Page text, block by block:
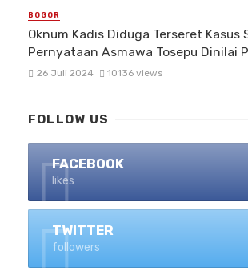
BOGOR
Oknum Kadis Diduga Terseret Kasus
Pernyataan Asmawa Tosepu Dinilai
26 Juli 2024 10136 views
FOLLOW US
FACEBOOK
likes
TWITTER
followers